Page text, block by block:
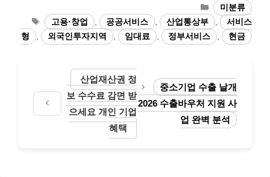
카
테
고
리
미분류
태
그
고용·창업 공공서비스 산업통상부
서비스
형
외국인투자지역 임대료 정부서비스 현금
산업재산권 정
보 수수료 감면 받
으세요 개인 기업
혜택
중소기업 수출 날개
2026 수출바우처 지원 사
업 완벽 분석